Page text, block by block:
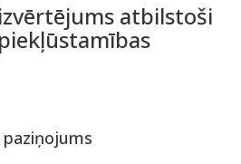
atbilstoši